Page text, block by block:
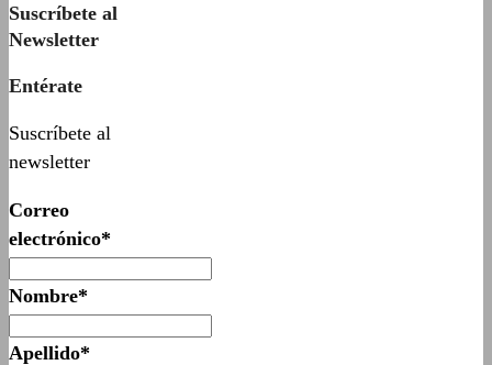
Suscríbete al
Newsletter
Entérate
Suscríbete al
newsletter
Correo
electrónico*
Nombre*
Apellido*